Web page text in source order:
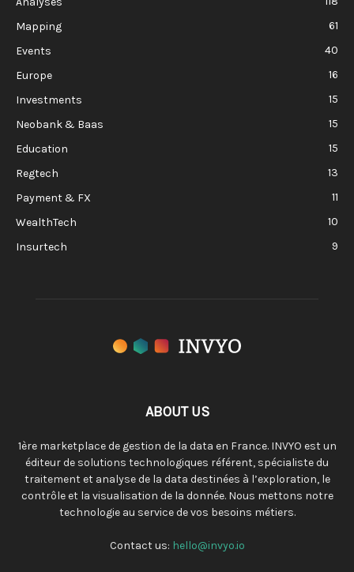
Mapping
61
Events
40
Europe
16
Investments
15
Neobank & Baas
15
Education
15
Regtech
13
Payment & FX
11
WealthTech
10
Insurtech
9
ABOUT US
1ère marketplace de gestion de la data en France. INVYO est un
éditeur de solutions technologiques référent, spécialiste du
traitement et analyse de la data destinées à l’exploration, le
contrôle et la visualisation de la donnée. Nous mettons notre
technologie au service de vos besoins métiers.
Contact us: hello@invyo.io